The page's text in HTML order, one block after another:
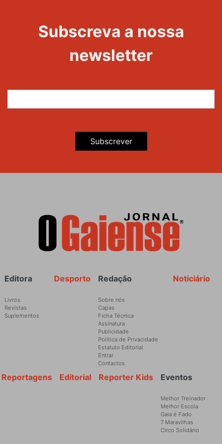
Evento
Subscreva a nossa
newsletter
Subscrever
Rodapé Noticiário
Redação
Sobre nós
Capas
Ficha Técnica
Assinatura
Publicidade
Política de Privacidade
Estatuto Editorial
Entrar
Contactos
Desporto
Editora
Livros
Revistas
Suplementos
Eventos
Melhor Treinador
Melhor Escola
Gaia é Fado
7 Maravilhas
Circo Solidário
Reporter Kids
Editorial
Reportagens